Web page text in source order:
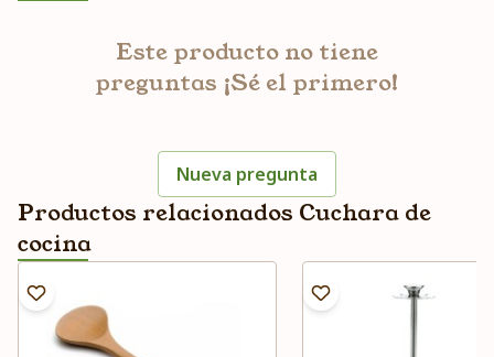
Este producto no tiene
preguntas ¡Sé el primero!
Nueva pregunta
Productos relacionados Cuchara de
cocina